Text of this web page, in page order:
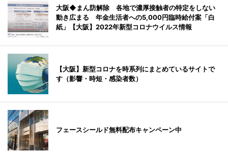
大阪◆まん防解除 各地で濃厚接触者の特定をしない
動き広まる 年金生活者への5,000円臨時給付案「白
紙」【大阪】2022年新型コロナウイルス情報
【大阪】新型コロナを時系列にまとめているサイトで
す（影響・時短・感染者数）
フェースシールド無料配布キャンペーン中